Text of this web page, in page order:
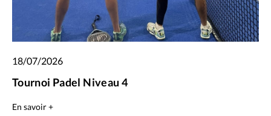
18/07/2026
Tournoi Padel Niveau 4
En savoir +